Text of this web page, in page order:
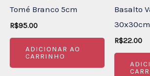
Tomé Branco 5cm
R$95.00
ADICIONAR AO
CARRINHO
Basalto
30x30cm
R$22.00